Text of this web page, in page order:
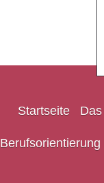
Startseite
Berufsorientierung